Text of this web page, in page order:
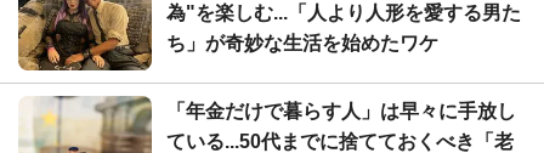
為"を楽しむ...「人より人形を愛する男た
ち」が奇妙な生活を始めたワケ
「年金だけで暮らす人」は早々に手放し
ている...50代までに捨てておくべき「老